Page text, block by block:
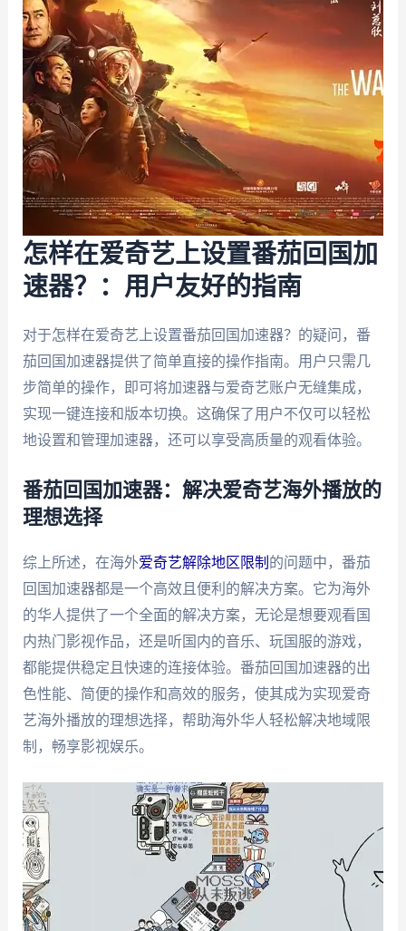
怎样在爱奇艺上设置番茄回国加
速器？：用户友好的指南
对于怎样在爱奇艺上设置番茄回国加速器？的疑问，番
茄回国加速器提供了简单直接的操作指南。用户只需几
步简单的操作，即可将加速器与爱奇艺账户无缝集成，
实现一键连接和版本切换。这确保了用户不仅可以轻松
地设置和管理加速器，还可以享受高质量的观看体验。
番茄回国加速器：解决爱奇艺海外播放的
理想选择
综上所述，在海外爱奇艺解除地区限制 的问题中，番茄
回国加速器都是一个高效且便利的解决方案。它为海外
的华人提供了一个全面的解决方案，无论是想要观看国
内热门影视作品，还是听国内的音乐、玩国服的游戏，
都能提供稳定且快速的连接体验。番茄回国加速器的出
色性能、简便的操作和高效的服务，使其成为实现爱奇
艺海外播放的理想选择，帮助海外华人轻松解决地域限
制，畅享影视娱乐。